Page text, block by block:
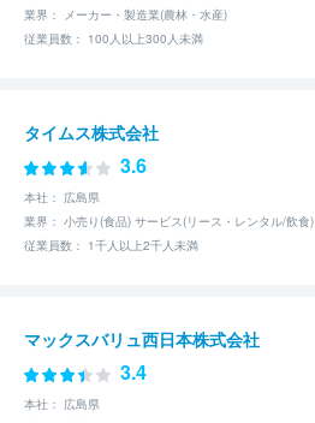
業界： メーカー・製造業(農林・水産)
従業員数： 100人以上300人未満
タイムス株式会社
3.6
本社： 広島県
業界： 小売り(食品) サービス(リース・レンタル/飲食)
従業員数： 1千人以上2千人未満
マックスバリュ西日本株式会社
3.4
本社： 広島県